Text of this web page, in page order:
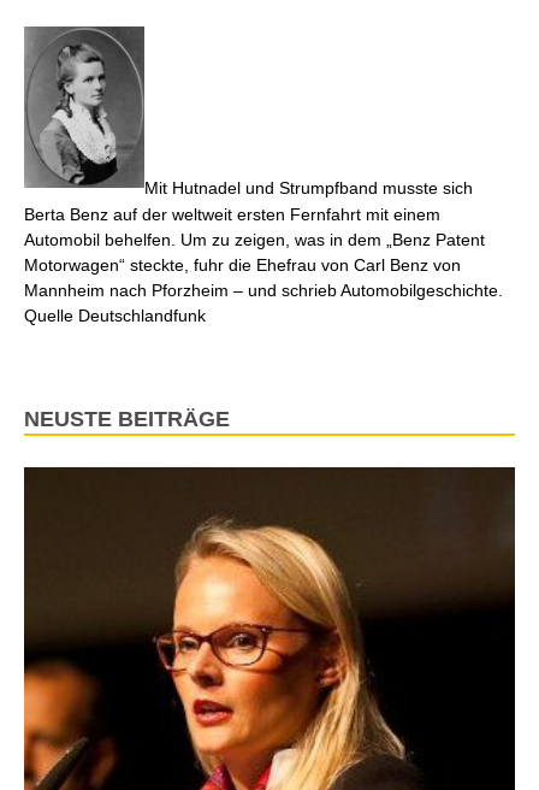
Mit Hutnadel und Strumpfband musste sich
Berta Benz auf der weltweit ersten Fernfahrt mit einem
Automobil behelfen. Um zu zeigen, was in dem „Benz Patent
Motorwagen“ steckte, fuhr die Ehefrau von Carl Benz von
Mannheim nach Pforzheim – und schrieb Automobilgeschichte.
Quelle Deutschlandfunk
NEUSTE BEITRÄGE